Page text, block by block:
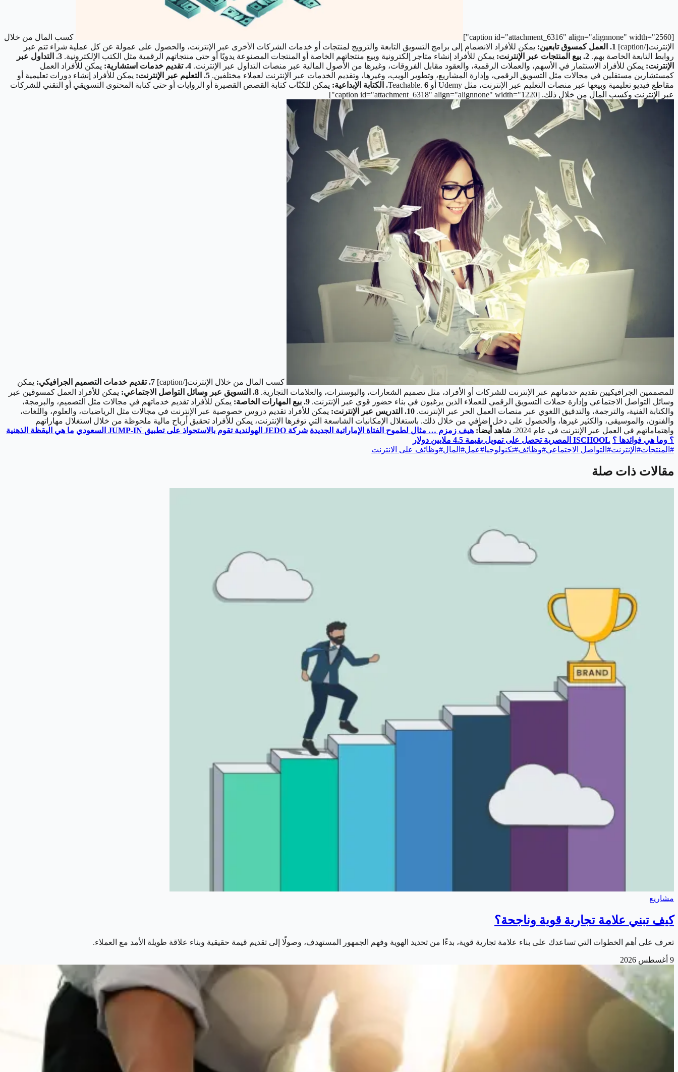
[caption id="attachment_6316" align="alignnone" width="2560"]
كسب المال من خلال
الإنترنت[/caption]
1. العمل كمسوق تابعين:
يمكن للأفراد الانضمام إلى برامج التسويق التابعة والترويج لمنتجات أو خدمات الشركات الأخرى عبر الإنترنت، والحصول على عمولة عن كل عملية شراء تتم عبر
روابط التابعة الخاصة بهم. 2. بيع المنتجات عبر الإنترنت: يمكن للأفراد إنشاء متاجر إلكترونية وبيع منتجاتهم الخاصة أو المنتجات المصنوعة يدويًا أو حتى منتجاتهم الرقمية مثل الكتب الإلكترونية.
3. التداول عبر
الإنترنت: يمكن للأفراد الاستثمار في الأسهم، والعملات الرقمية، والعقود مقابل الفروقات، وغيرها من الأصول المالية عبر منصات التداول عبر الإنترنت. 4. تقديم خدمات استشارية:
يمكن للأفراد العمل
كمستشارين مستقلين في مجالات مثل التسويق الرقمي، وإدارة المشاريع، وتطوير الويب، وغيرها، وتقديم الخدمات عبر الإنترنت لعملاء مختلفين. 5. التعليم عبر الإنترنت:
يمكن للأفراد إنشاء دورات تعليمية أو
مقاطع فيديو تعليمية وبيعها عبر منصات التعليم عبر الإنترنت، مثل Udemy أو Teachable.
6. الكتابة الإبداعية:
يمكن للكتّاب كتابة القصص القصيرة أو الروايات أو حتى كتابة المحتوى التسويقي أو التقني للشركات
عبر الإنترنت وكسب المال من خلال ذلك. [caption id="attachment_6318" align="alignnone" width="1220"]
كسب المال من خلال الإنترنت[/caption] 7. تقديم خدمات التصميم الجرافيكي:
يمكن
للمصممين الجرافيكيين تقديم خدماتهم عبر الإنترنت للشركات أو الأفراد، مثل تصميم الشعارات، والبوسترات، والعلامات التجارية. 8. التسويق عبر وسائل التواصل الاجتماعي:
يمكن للأفراد العمل كمسوقين عبر
وسائل التواصل الاجتماعي وإدارة حملات التسويق الرقمي للعملاء الذين يرغبون في بناء حضور قوي عبر الإنترنت. 9. بيع المهارات الخاصة:
يمكن للأفراد تقديم خدماتهم في مجالات مثل التصميم، والبرمجة،
والكتابة الفنية، والترجمة، والتدقيق اللغوي عبر منصات العمل الحر عبر الإنترنت. 10. التدريس عبر الإنترنت:
يمكن للأفراد تقديم دروس خصوصية عبر الإنترنت في مجالات مثل الرياضيات، والعلوم، واللغات،
والفنون، والموسيقى، والكثير غيرها، والحصول على دخل إضافي من خلال ذلك. باستغلال الإمكانيات الشاسعة التي توفرها الإنترنت، يمكن للأفراد تحقيق أرباح مالية ملحوظة من خلال استغلال مهاراتهم
واهتماماتهم في العمل عبر الإنترنت في عام 2024.
شاهد أيضاً: هيف زمزم … مثال لطموح الفتاة الإماراتية الجديدة شركة الهولندية تقوم بالاستحواذ على تطبيق السعودي ما هي اليقظة الذهنية
؟ وما هي فوائدها ؟ ISCHOOL المصرية تحصل على تمويل بقيمة 4.5 ملايين دولار
# المنتجات# الإنترنت# التواصل الاجتماعي#وظائف#تكنولوجيا#عمل# المال#وظائف على الانترنت
مقالات ذات صلة
مشاريع
كيف تبني علامة تجارية قوية وناجحة؟
تعرف على أهم الخطوات التي تساعدك على بناء علامة تجارية قوية، بدءًا من تحديد الهوية وفهم الجمهور المستهدف، وصولًا إلى تقديم قيمة حقيقية وبناء علاقة طويلة الأمد مع العملاء.
9 أغسطس 2026